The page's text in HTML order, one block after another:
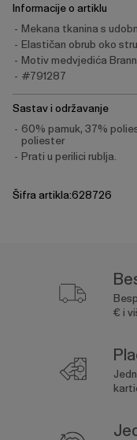
Informacije o artiklu
Mekana tkanina s
Elastičan obrub oko
Motiv medvjedića
#791287
Sastav i održavanje
60% pamuk, 37%
poliester
Prati u perilici rublja.
Šifra artikla:628726
€ i